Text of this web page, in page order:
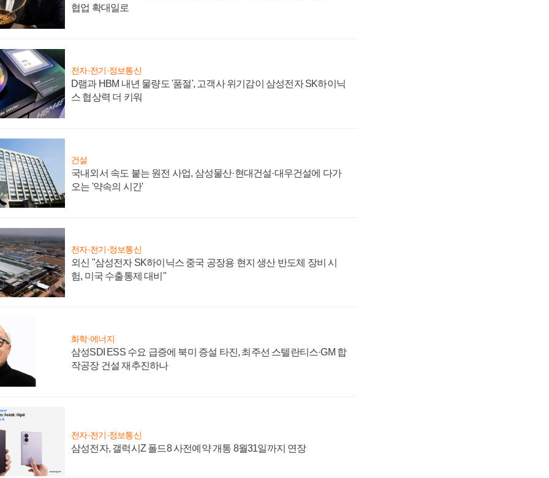
협업 확대일로
전자·전기·정보통신
D램과 HBM 내년 물량도 '품절', 고객사 위기감이 삼성전자 SK하이닉
스 협상력 더 키워
건설
국내외서 속도 붙는 원전 사업, 삼성물산·현대건설·대우건설에 다가
오는 '약속의 시간'
전자·전기·정보통신
외신 "삼성전자 SK하이닉스 중국 공장용 현지 생산 반도체 장비 시
험, 미국 수출통제 대비"
화학·에너지
삼성SDI ESS 수요 급증에 북미 증설 타진, 최주선 스텔란티스·GM 합
작공장 건설 재추진하나
전자·전기·정보통신
삼성전자, 갤럭시Z 폴드8 사전예약 개통 8월31일까지 연장